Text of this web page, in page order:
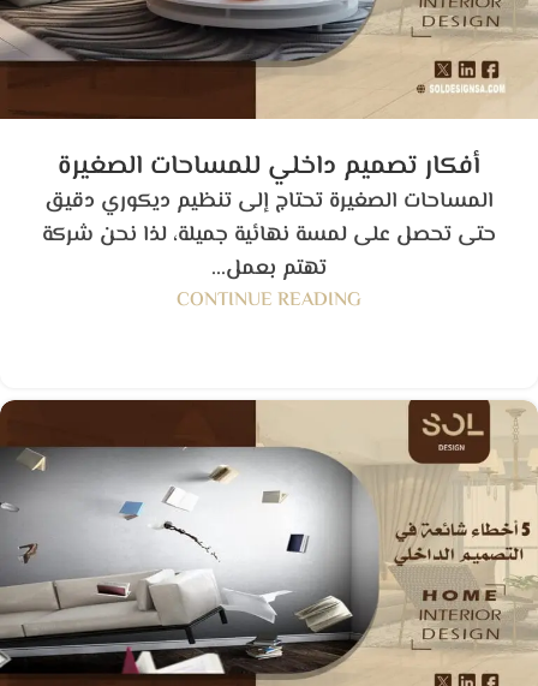
أفكار تصميم داخلي للمساحات الصغيرة
المساحات الصغيرة تحتاج إلى تنظيم ديكوري دقيق
حتى تحصل على لمسة نهائية جميلة، لذا نحن شركة
تهتم بعمل...
CONTINUE READING